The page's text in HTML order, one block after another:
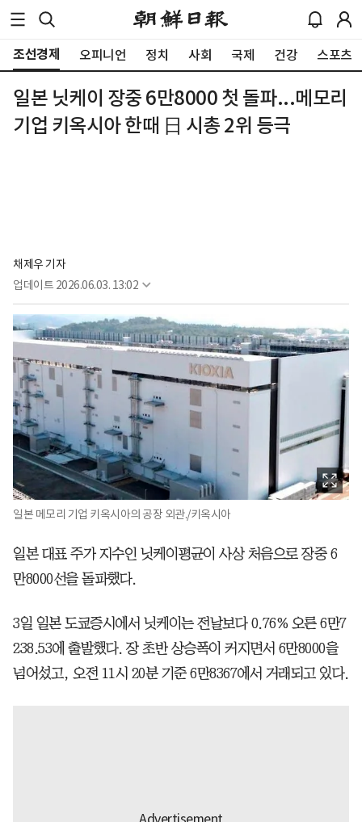
조선경제 오피니언 정치 사회 국제 건강 스포츠
일본 닛케이 장중 6만8000 첫 돌파...메모리
기업 키옥시아 한때 日 시총 2위 등극
채제우 기자
업데이트 2026.06.03. 13:02
일본 메모리 기업 키옥시아의 공장 외관./키옥시아
일본 대표 주가 지수인 닛케이평균이 사상 처음으로 장중 6
만8000선을 돌파했다.
3일 일본 도쿄증시에서 닛케이는 전날보다 0.76% 오른 6만7
238.53에 출발했다. 장 초반 상승폭이 커지면서 6만8000을
넘어섰고, 오전 11시 20분 기준 6만8367에서 거래되고 있다.